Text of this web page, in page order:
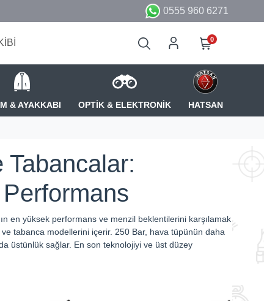
0555 960 6271
0
& AYAKKABI OPTİK & ELEKTRONİK HATSAN
Tabancalar:
Performans
en yüksek performans ve menzil beklentilerini karşılamak
tabanca modellerini içerir. 250 Bar, hava tüpünün daha
üstünlük sağlar. En son teknolojiyi ve üst düzey